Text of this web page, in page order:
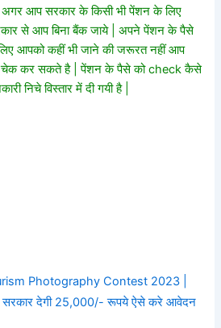
आप सरकार के किसी भी पेंशन के लिए
से आप बिना बैंक जाये | अपने पेंशन के पैसे
आपको कहीं भी जाने की जरूरत नहीं आप
कर सकते है | पेंशन के पैसे को check कैसे
निचे विस्तार में दी गयी है |
Photography Contest 2023 |
सरकार देगी 25,000/- रूपये ऐसे करे आवेदन